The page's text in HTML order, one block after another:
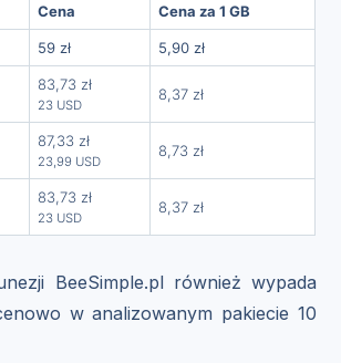
Cena Cena za 1 GB
59 zł 5,90 zł
83,73 zł
23 USD
8,37 zł
87,33 zł
23,99 USD
8,73 zł
83,73 zł
23 USD
8,37 zł
BeeSimple.pl również wypada
w analizowanym pakiecie 10